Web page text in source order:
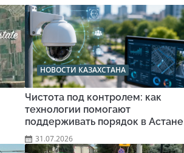
НОВОСТИ КАЗАХСТАНА
Чистота под контролем: как
технологии помогают
поддерживать порядок в Астане
31.07.2026